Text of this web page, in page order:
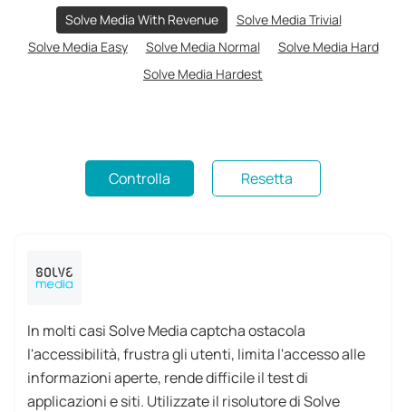
Solve Media With Revenue
Solve Media Trivial
Solve Media Easy
Solve Media Normal
Solve Media Hard
Solve Media Hardest
Controlla Resetta
In molti casi Solve Media captcha ostacola
l'accessibilità, frustra gli utenti, limita l'accesso alle
informazioni aperte, rende difficile il test di
applicazioni e siti. Utilizzate il risolutore di Solve